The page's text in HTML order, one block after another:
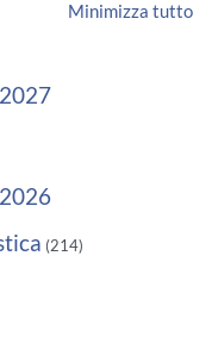
Minimizza tutto
(214)